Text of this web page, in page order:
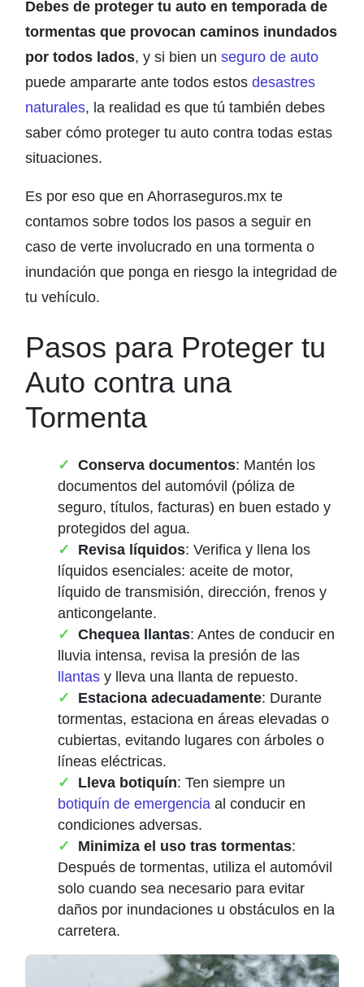
Debes de proteger tu auto en temporada de
tormentas que provocan caminos inundados
por todos lados, y si bien un seguro de auto
puede ampararte ante todos estos desastres
naturales, la realidad es que tú también debes
saber cómo proteger tu auto contra todas estas
situaciones.
Es por eso que en Ahorraseguros.mx te
contamos sobre todos los pasos a seguir en
caso de verte involucrado en una tormenta o
inundación que ponga en riesgo la integridad de
tu vehículo.
Pasos para Proteger tu
Auto contra una
Tormenta
Conserva documentos: Mantén los
documentos del automóvil (póliza de
seguro, títulos, facturas) en buen estado y
protegidos del agua.
Revisa líquidos: Verifica y llena los
líquidos esenciales: aceite de motor,
líquido de transmisión, dirección, frenos y
anticongelante.
Chequea llantas: Antes de conducir en
lluvia intensa, revisa la presión de las
llantas y lleva una llanta de repuesto.
Estaciona adecuadamente: Durante
tormentas, estaciona en áreas elevadas o
cubiertas, evitando lugares con árboles o
líneas eléctricas.
Lleva botiquín: Ten siempre un
botiquín de emergencia al conducir en
condiciones adversas.
Minimiza el uso tras tormentas:
Después de tormentas, utiliza el automóvil
solo cuando sea necesario para evitar
daños por inundaciones u obstáculos en la
carretera.